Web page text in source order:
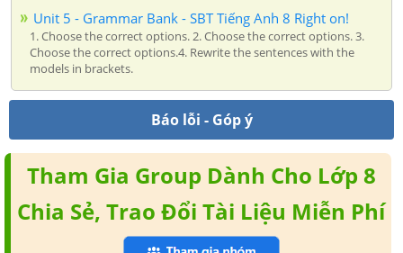
Unit 5 - Grammar Bank - SBT Tiếng Anh 8 Right on!
1. Choose the correct options. 2. Choose the correct options. 3.
Choose the correct options.4. Rewrite the sentences with the
models in brackets.
Báo lỗi - Góp ý
Tham Gia Group Dành Cho Lớp 8
Chia Sẻ, Trao Đổi Tài Liệu Miễn Phí